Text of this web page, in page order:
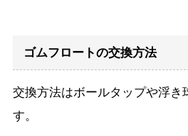
ゴムフロートの交換方法
交換方法はボールタップや浮き
す。